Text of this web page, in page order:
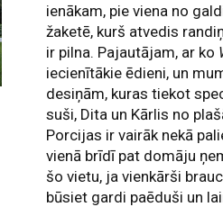
ienākam, pie viena no
žaketē, kurš atvedis
ir pilna. Pajautājam, ar ko
iecienītākie ēdieni, un
desiņām, kuras tiekot
suši, Dita un Kārlis no
Porcijas ir vairāk nekā
vienā brīdī pat domāju
šo vietu, ja vienkārši
būsiet gardi paēduši un